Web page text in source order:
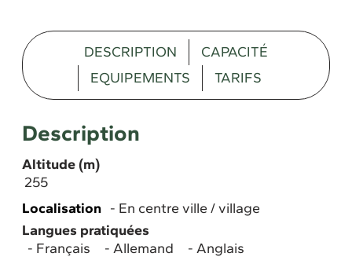
DESCRIPTION
CAPACITÉ
EQUIPEMENTS
TARIFS
Description
Altitude (m)
255
Localisation
En centre ville / village
Langues pratiquées
Français
Allemand
Anglais